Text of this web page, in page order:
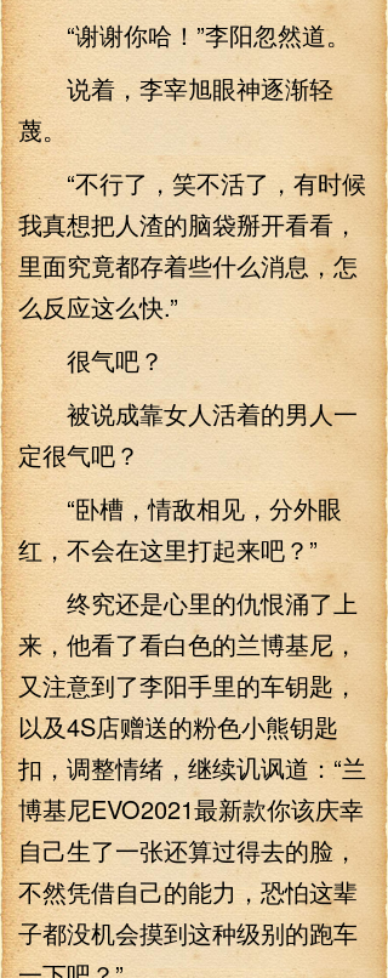
“谢谢你哈！”李阳忽然道。
说着，李宰旭眼神逐渐轻
蔑。
“不行了，笑不活了，有时候
我真想把人渣的脑袋掰开看看，
里面究竟都存着些什么消息，怎
么反应这么快.”
很气吧？
被说成靠女人活着的男人一
定很气吧？
“卧槽，情敌相见，分外眼
红，不会在这里打起来吧？”
终究还是心里的仇恨涌了上
来，他看了看白色的兰博基尼，
又注意到了李阳手里的车钥匙，
以及4S店赠送的粉色小熊钥匙
扣，调整情绪，继续讥讽道：“兰
博基尼EVO2021最新款你该庆幸
自己生了一张还算过得去的脸，
不然凭借自己的能力，恐怕这辈
子都没机会摸到这种级别的跑车